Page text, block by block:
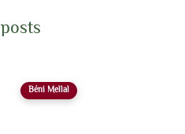
Du 01/08/2024 au